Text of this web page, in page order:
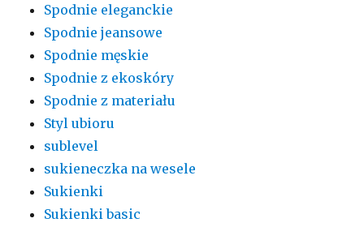
Spodnie eleganckie
Spodnie jeansowe
Spodnie męskie
Spodnie z ekoskóry
Spodnie z materiału
Styl ubioru
sublevel
sukieneczka na wesele
Sukienki
Sukienki basic